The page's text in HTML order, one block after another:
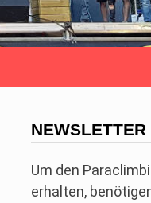
NEWSLETTER
Um den
erhalten,